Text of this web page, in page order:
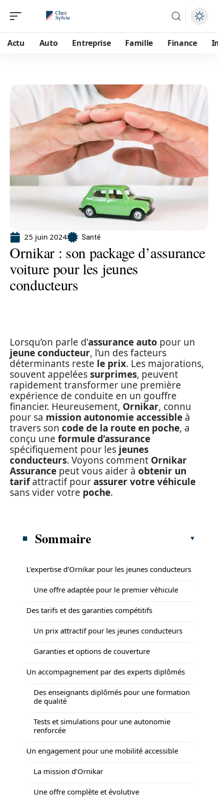
Actu Auto Entreprise Famille Finance
25 juin 2024 Santé
Ornikar : son package d’assurance
voiture pour les jeunes
conducteurs
Lorsqu’on parle d’assurance auto pour un
jeune conducteur, l’un des facteurs
déterminants reste le prix. Les majorations,
souvent appeléessurprimes, peuvent
rapidement transformer une première
expérience de conduite en un gouffre
financier. Heureusement, Ornikar, connu
pour sa mission autonomie accessible à
travers son code de la route en poche, a
conçu une formule d’assurance
spécifiquement pour les jeunes
conducteurs. Voyons comment Ornikar
Assurance peut vous aider à obtenir un
tarifattractif pourassurer votre véhicule
sans vider votre poche.
Sommaire
L’expertise d’Ornikar pour les jeunes conducteurs
Une offre adaptée pour le premier véhicule
Des tarifs et des garanties compétitifs
Un prix attractif pour les jeunes conducteurs
Garanties et options de couverture
Un accompagnement par des experts diplômés
Des enseignants diplômés pour une formation
de qualité
Tests et simulations pour une autonomie
renforcée
Un engagement pour une mobilité accessible
La mission d’Ornikar
Une offre complète et évolutive